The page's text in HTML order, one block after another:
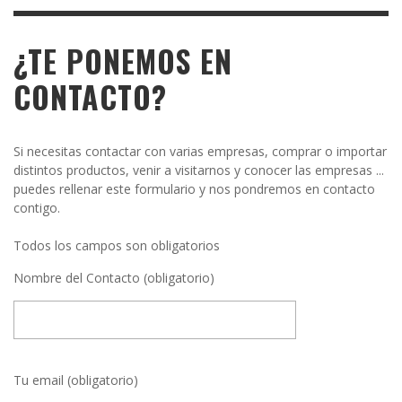
¿TE PONEMOS EN
CONTACTO?
Si necesitas contactar con varias empresas, comprar o importar
distintos productos, venir a visitarnos y conocer las empresas ...
puedes rellenar este formulario y nos pondremos en contacto
contigo.
Todos los campos son obligatorios
Nombre del Contacto (obligatorio)
Tu email (obligatorio)